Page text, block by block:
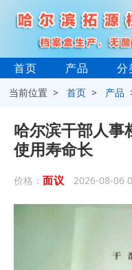
首页 产品 分
当前位置 >首页 > 产品
哈尔滨干部人事
使用寿命长
价格： 面议 2026-08-06